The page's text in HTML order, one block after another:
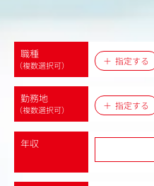
職種
（複数選択可） 指定する
勤務地
（複数選択可） 指定する
年収